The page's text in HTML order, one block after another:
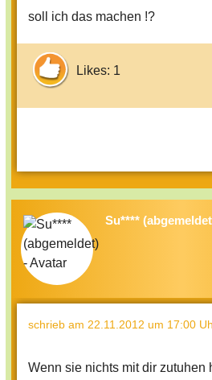
soll ich das machen !?
Likes: 1
Su****
schrieb am 22.11.2012 um 17:00
Wenn sie nichts mit dir zutuhen